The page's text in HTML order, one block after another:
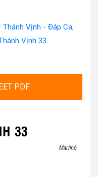
Thánh Vịnh - Đáp Ca,
Vịnh 33
PDF